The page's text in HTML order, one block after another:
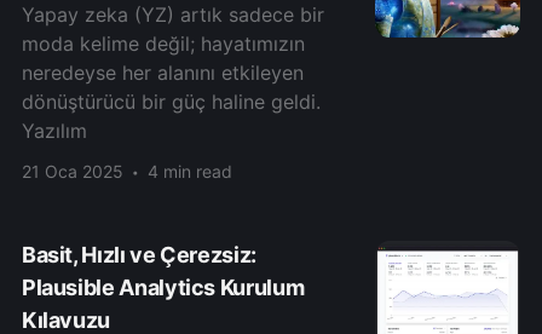
Yapay zeka (YZ) artık sadece bir
moda kelime değil; hayatımızın
neredeyse her alanını etkileyen
dönüştürücü bir güç haline geldi.
Yazılım
21 Oca 2025 4 min read
Basit, Hızlı ve Çerezsiz:
Plausible Analytics Kurulum
Kılavuzu